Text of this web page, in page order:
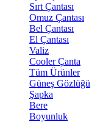
Sırt Çantası
Omuz Çantası
Bel Çantası
El Çantası
Valiz
Cooler Çanta
Tüm Ürünler
Güneş Gözlüğü
Şapka
Bere
Boyunluk